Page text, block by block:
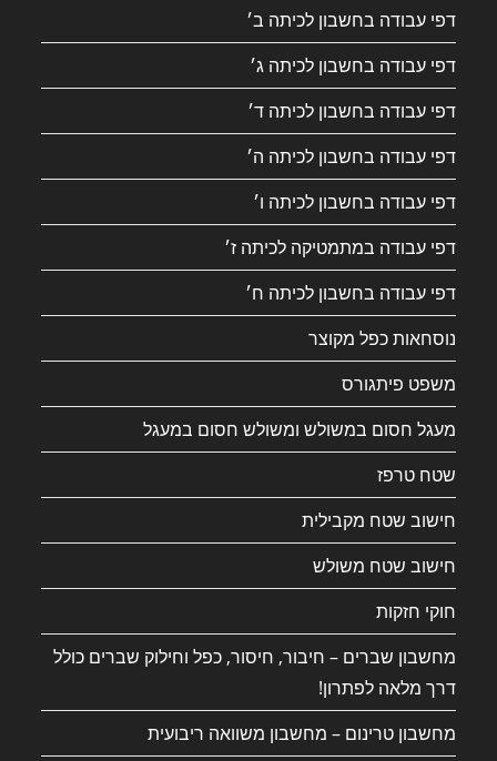
דפי עבודה בחשבון לכיתה ב׳
דפי עבודה בחשבון לכיתה ג׳
דפי עבודה בחשבון לכיתה ד׳
דפי עבודה בחשבון לכיתה ה׳
דפי עבודה בחשבון לכיתה ו׳
דפי עבודה במתמטיקה לכיתה ז׳
דפי עבודה בחשבון לכיתה ח׳
נוסחאות כפל מקוצר
משפט פיתגורס
מעגל חסום במשולש ומשולש חסום במעגל
שטח טרפז
חישוב שטח מקבילית
חישוב שטח משולש
חוקי חזקות
מחשבון שברים – חיבור, חיסור, כפל וחילוק שברים כולל
דרך מלאה לפתרון!
מחשבון טרינום – מחשבון משוואה ריבועית